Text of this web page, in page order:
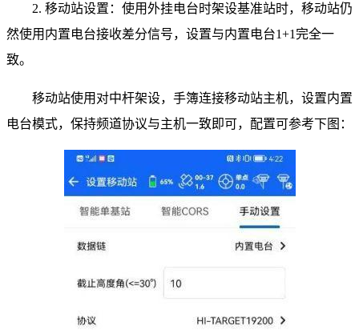
2. 移动站设置：使用外挂电台时架设基准站时，移动站仍
然使用内置电台接收差分信号，设置与内置电台1+1完全一
致。
移动站使用对中杆架设，手簿连接移动站主机，设置内置
电台模式，保持频道协议与主机一致即可，配置可参考下图：